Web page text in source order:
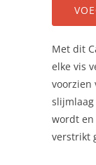
Met dit
elke vis
voorzien
wordt en
verstrikt